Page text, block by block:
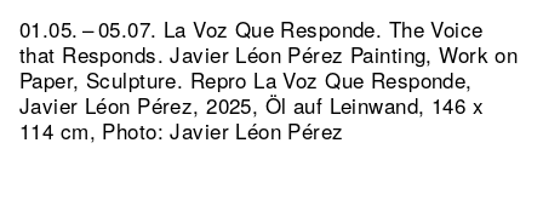
01.05. – 05.07. La Voz Que Responde. The Voice
that Responds. Javier Léon Pérez Painting, Work on
Paper, Sculpture. Repro La Voz Que Responde,
Javier Léon Pérez, 2025, Öl auf Leinwand, 146 x
114 cm, Photo: Javier Léon Pérez